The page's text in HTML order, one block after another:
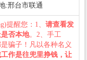
:邢台市联通
提醒您：1、 请查看发
否本地。2、手工
骗子！凡以各种名义
作是往兜里挣钱，让